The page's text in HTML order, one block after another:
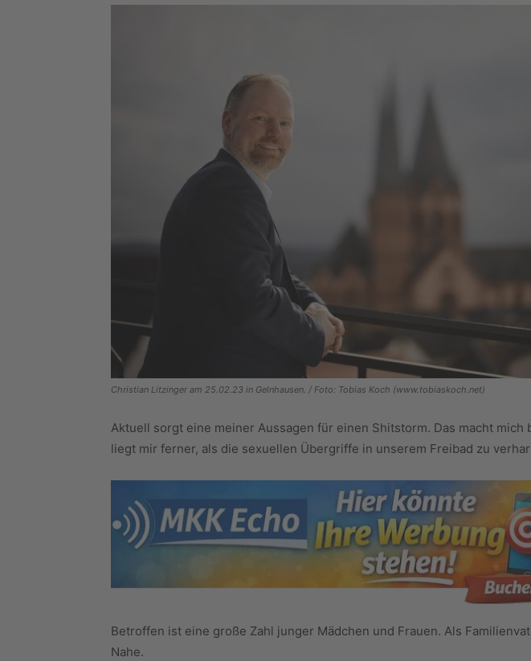
Christian Litzinger am 25.02.23 in Gelnhausen. / Foto: Tobias Koch (www.tobiaskoch.net)
Aktuell sorgt eine meiner Aussagen für einen Shitstorm. Das macht mich
liegt mir ferner, als die sexuellen Übergriffe in unserem Freibad zu
Betroffen ist eine große Zahl junger Mädchen und Frauen. Als
Nahe.